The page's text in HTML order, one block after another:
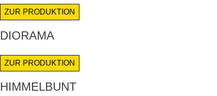
ZUR PRODUKTION
DIORAMA
ZUR PRODUKTION
HIMMELBUNT